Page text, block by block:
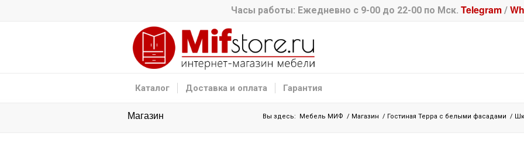
Часы работы: Ежедневно с 9-00 до 22-00 по Мск. Telegram /
Каталог Доставка и оплата Гарантия
Магазин Вы здесь: Мебель МИФ / Магазин / Гостиная Терра с белыми фасадами /